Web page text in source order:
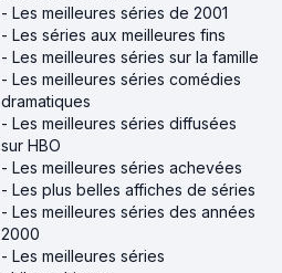
- Les meilleures séries de 2001
- Les séries aux meilleures fins
- Les meilleures séries sur la famille
- Les meilleures séries comédies
dramatiques
- Les meilleures séries diffusées
sur HBO
- Les meilleures séries achevées
- Les plus belles affiches de séries
- Les meilleures séries des années
2000
- Les meilleures séries